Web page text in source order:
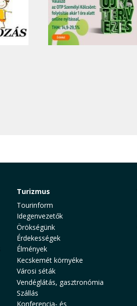
Turizmus
Tourinform
Idegenvezetők
Örökségünk
Érdekességek
Élmények
Kecskemét környéke
Városi séták
Vendéglátás, gasztronómia
Szállás
Konferencia- és